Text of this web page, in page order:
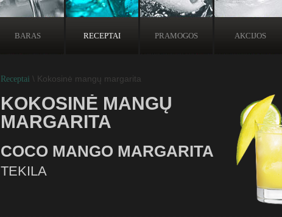
BARAS RECEPTAI PRAMOGOS AKCIJOS
Receptai \ Kokosinė mangų margarita
KOKOSINĖ MANGŲ
MARGARITA
COCO MANGO MARGARITA
TEKILA